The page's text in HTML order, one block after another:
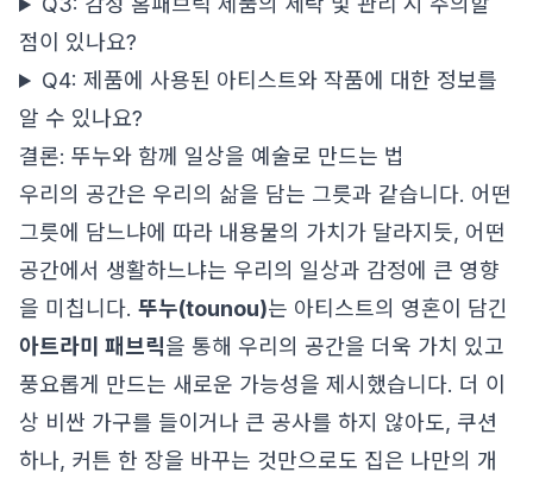
점이 있나요?
Q4: 제품에 사용된 아티스트와 작품에 대한 정보를
알 수 있나요?
결론: 뚜누와 함께 일상을 예술로 만드는 법
우리의 공간은 우리의 삶을 담는 그릇과 같습니다. 어떤
그릇에 담느냐에 따라 내용물의 가치가 달라지듯, 어떤
공간에서 생활하느냐는 우리의 일상과 감정에 큰 영향
을 미칩니다. 뚜누(tounou)는 아티스트의 영혼이 담긴
아트라미 패브릭을 통해 우리의 공간을 더욱 가치 있고
풍요롭게 만드는 새로운 가능성을 제시했습니다. 더 이
상 비싼 가구를 들이거나 큰 공사를 하지 않아도, 쿠션
하나, 커튼 한 장을 바꾸는 것만으로도 집은 나만의 개